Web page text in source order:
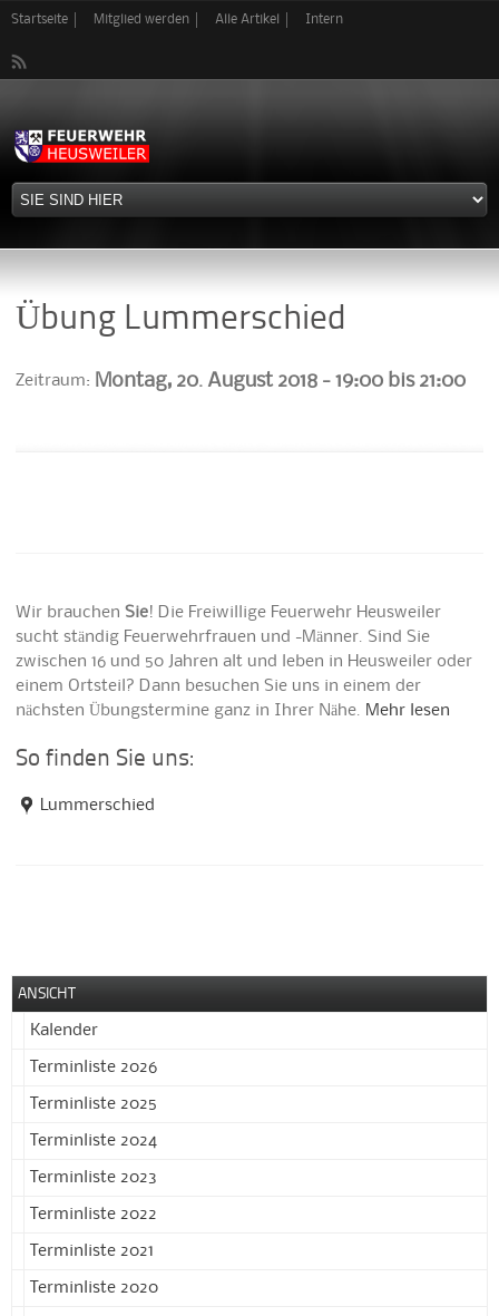
Direkt
Startseite Mitglied werden Alle Artikel Intern
Übung Lummerschied
Zeitraum: Montag, 20. August 2018 -19:00 bis 21:00
Wir brauchenSie! Die Freiwillige Feuerwehr Heusweiler
sucht ständig Feuerwehrfrauen und -Männer. Sind Sie
zwischen 16 und 50 Jahren alt und leben in Heusweiler oder
einem Ortsteil? Dann besuchen Sie uns in einem der
nächsten Übungstermine ganz in Ihrer Nähe. Mehr lesen
So finden Sie uns:
Lummerschied
ANSICHT
Kalender
Terminliste 2026
Terminliste 2025
Terminliste 2024
Terminliste 2023
Terminliste 2022
Terminliste 2021
Terminliste 2020